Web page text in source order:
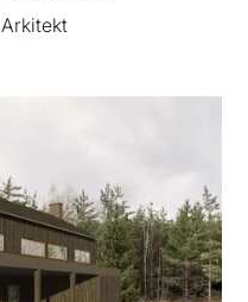
Arkitekt